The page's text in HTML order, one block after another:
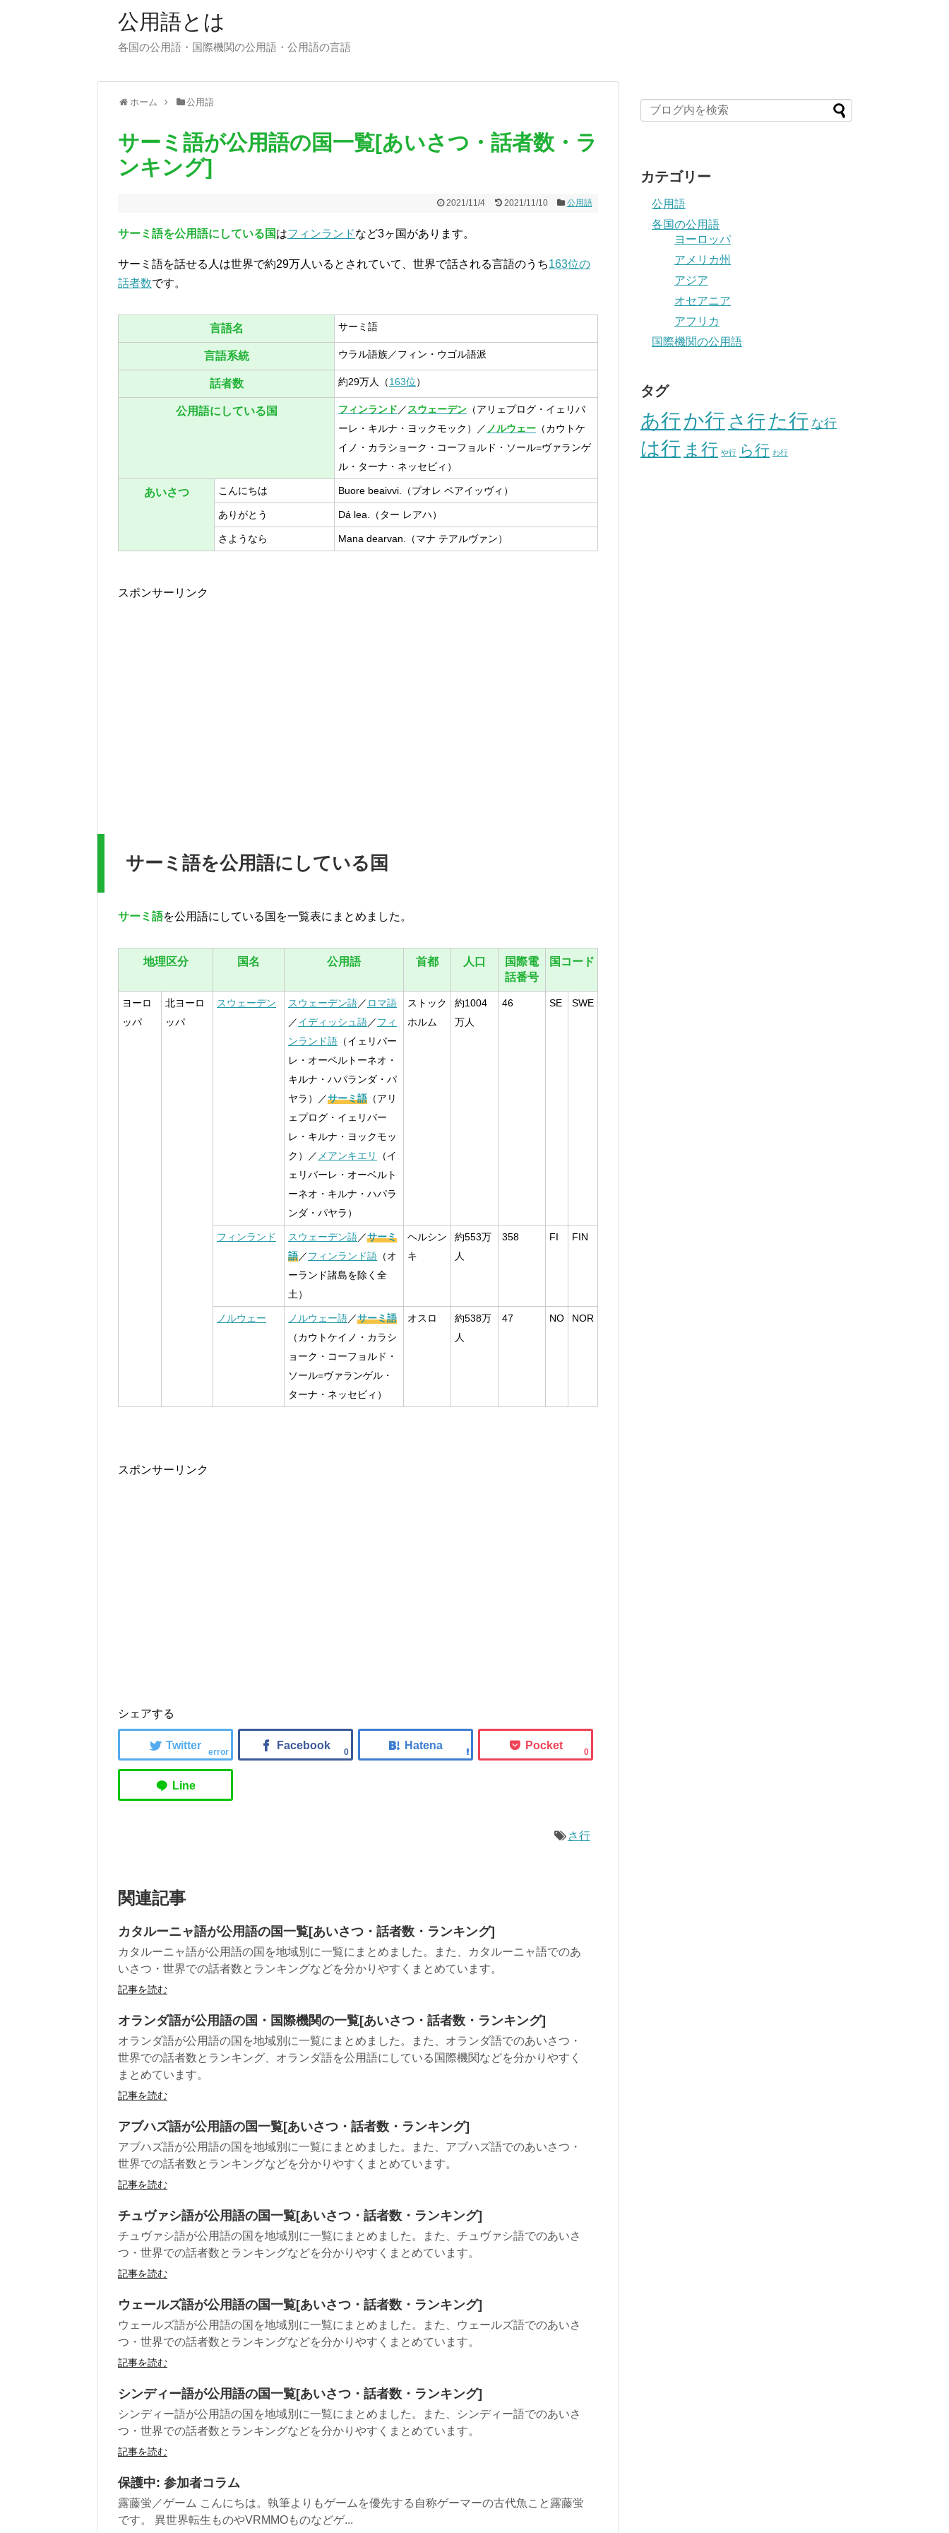
公用語とは
各国の公用語・国際機関の公用語・公用語の言語
ホーム 公用語
サーミ語が公用語の国一覧[あいさつ・話者数・ラ
ンキング]
2021/11/4 2021/11/10 公用語
サーミ語を公用語にしている国はフィンランドなど3ヶ国があります。
サーミ語を話せる人は世界で約29万人いるとされていて、世界で話される言語のうち163位の
話者数です。
言語名 サーミ語
言語系統 ウラル語族／フィン・ウゴル語派
話者数 約29万人（163位）
公用語にしている国 フィンランド ／ スウェーデン （アリェプログ・イェリバ
ーレ・キルナ・ヨックモック）／ ノルウェー （カウトケ
イノ・カラショーク・コーフョルド・ソール=ヴァランゲ
ル・ターナ・ネッセビィ）
あいさつ こんにちは Buore beaivvi.（プオレ ペアイッヴィ）
ありがとう Dá lea.（ター レアハ）
さようなら Mana dearvan.（マナ テアルヴァン）
スポンサーリンク
サーミ語を公用語にしている国
サーミ語を公用語にしている国を一覧表にまとめました。
地理区分 国名 公用語 首都 人口
国際電
話番号
国コード
ヨーロ
ッパ
北ヨーロ
ッパ
スウェーデン スウェーデン語／ ロマ語
／イディッシュ語／フィ
ンランド語 （イェリバー
レ・オーベルトーネオ・
キルナ・ハパランダ・パ
ヤラ）／サーミ語 （アリ
ェプログ・イェリバー
レ・キルナ・ヨックモッ
ク）／ メアンキエリ
（イ
ェリバーレ・オーベルト
ーネオ・キルナ・ハパラ
ンダ・パヤラ）
ストック
ホルム
約1004
万人
46 SE SWE
フィンランド スウェーデン語／サーミ
語／フィンランド語 （オ
ーランド諸島を除く全
土）
ヘルシン
キ
約553万
人
358 FI FIN
ノルウェー ノルウェー語／サーミ語
（カウトケイノ・カラシ
ョーク・コーフョルド・
ソール=ヴァランゲル・
ターナ・ネッセビィ）
オスロ
約538万
人
47 NO NOR
スポンサーリンク
シェアする
error 0 0
さ行
関連記事
カタルーニャ語が公用語の国一覧[あいさつ・話者数・ランキング]
カタルーニャ語が公用語の国を地域別に一覧にまとめました。また、カタルーニャ語でのあ
いさつ・世界での話者数とランキングなどを分かりやすくまとめています。
記事を読む
オランダ語が公用語の国・国際機関の一覧[あいさつ・話者数・ランキング]
オランダ語が公用語の国を地域別に一覧にまとめました。また、オランダ語でのあいさつ・
世界での話者数とランキング、オランダ語を公用語にしている国際機関などを分かりやすく
まとめています。
記事を読む
アブハズ語が公用語の国一覧[あいさつ・話者数・ランキング]
アブハズ語が公用語の国を地域別に一覧にまとめました。また、アブハズ語でのあいさつ・
世界での話者数とランキングなどを分かりやすくまとめています。
記事を読む
チュヴァシ語が公用語の国一覧[あいさつ・話者数・ランキング]
チュヴァシ語が公用語の国を地域別に一覧にまとめました。また、チュヴァシ語でのあいさ
つ・世界での話者数とランキングなどを分かりやすくまとめています。
記事を読む
ウェールズ語が公用語の国一覧[あいさつ・話者数・ランキング]
ウェールズ語が公用語の国を地域別に一覧にまとめました。また、ウェールズ語でのあいさ
つ・世界での話者数とランキングなどを分かりやすくまとめています。
記事を読む
シンディー語が公用語の国一覧[あいさつ・話者数・ランキング]
シンディー語が公用語の国を地域別に一覧にまとめました。また、シンディー語でのあいさ
つ・世界での話者数とランキングなどを分かりやすくまとめています。
記事を読む
保護中: 参加者コラム
露藤蛍／ゲーム こんにちは。執筆よりもゲームを優先する自称ゲーマーの古代魚こと露藤蛍
です。 異世界転生ものやVRMMOものなどゲ...
カテゴリー
公用語
各国の公用語
ヨーロッパ
アメリカ州
アジア
オセアニア
アフリカ
国際機関の公用語
タグ
あ行か行 さ行た行 な行
は行 ま行 や行 ら行 わ行